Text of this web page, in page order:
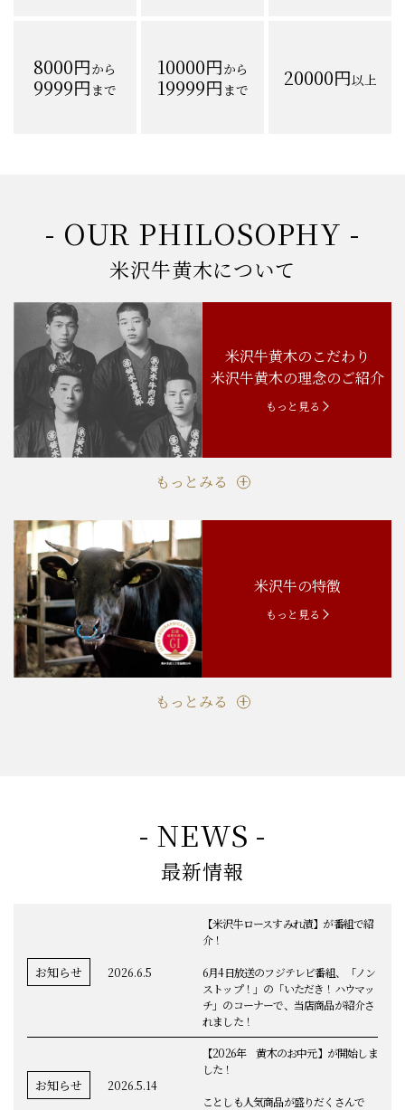
8000円から
9999円まで
10000円から
19999円まで 20000円以上
- OUR PHILOSOPHY -
米沢牛黄木について
米沢牛黄木のこだわり
米沢牛黄木の理念のご紹介
もっと見る
もっとみる
米沢牛の特徴
もっと見る
もっとみる
- NEWS -
最新情報
お知らせ 2026.6.5
【米沢牛ロースすみれ漬】が番組で紹
介！
6月4日放送のフジテレビ番組、「ノン
ストップ！」の「いただき！ハウマッ
チ」のコーナーで、当店商品が紹介さ
れました！
お知らせ 2026.5.14
【2026年 黄木のお中元】が開始しま
した！
ことしも人気商品が盛りだくさんで